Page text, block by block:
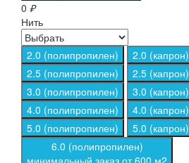
0 ₽
Нить
2.0 (полипропилен)
2.0 (капрон)
2.5 (полипропилен)
2.5 (капрон)
3.0 (полипропилен)
3.0 (капрон)
4.0 (полипропилен)
4.0 (капрон)
5.0 (полипропилен)
5.0 (капрон)
6.0 (полипропилен)
минимальный заказ от 600 м2